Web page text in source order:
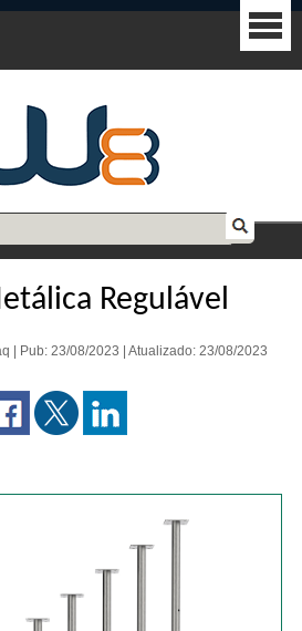
Regulável
| Pub: 23/08/2023 | Atualizado: 23/08/2023